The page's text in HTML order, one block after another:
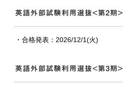
英語外部試験利用選抜<第2期>
・合格発表：2026/12/1(火)
英語外部試験利用選抜<第3期>